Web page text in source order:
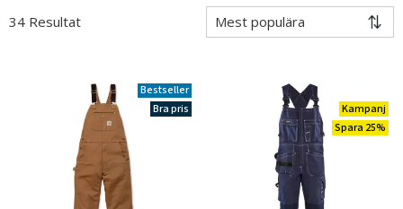
34 Resultat
Bestseller
Bra pris
Kampanj
Spara 25%